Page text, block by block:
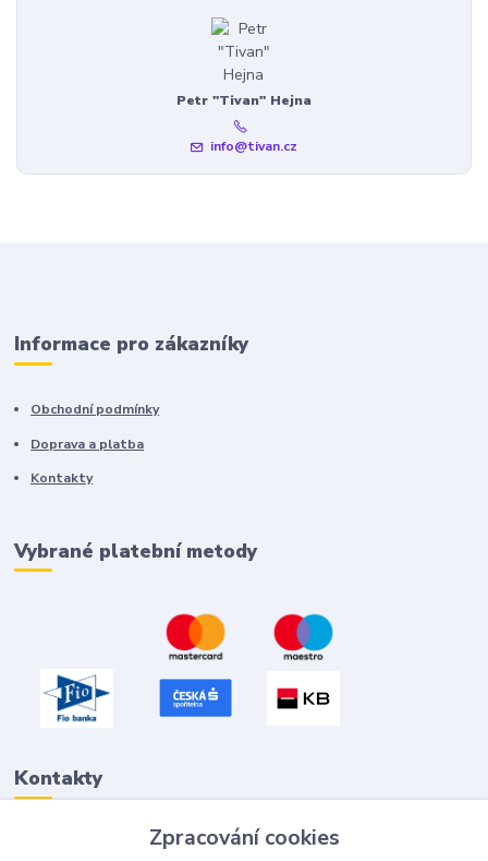
Petr "Tivan" Hejna
info@tivan.cz
Informace pro zákazníky
Obchodní podmínky
Doprava a platba
Kontakty
Vybrané platební metody
Kontakty
Zpracování cookies